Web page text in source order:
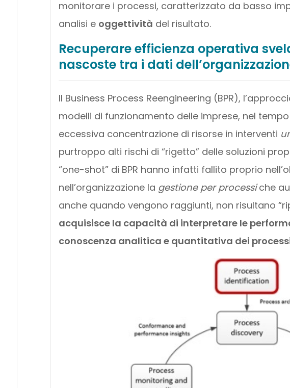
monitorare i processi, caratterizzato da basso
analisi e oggettività del risultato.
Recuperare efficienza operativa
nascoste tra i dati
Il Business Process Reengineering (BPR),
modelli di funzionamento delle imprese, nel
eccessiva concentrazione di risorse in interventi
purtroppo alti rischi di “rigetto” delle soluzioni
“one-shot” di BPR hanno infatti fallito proprio
nell’organizzazione la gestione per processiche
anche quando vengono raggiunti, non risultano
acquisisce la capacità di interpretare le
conoscenza analitica e quantitativa dei